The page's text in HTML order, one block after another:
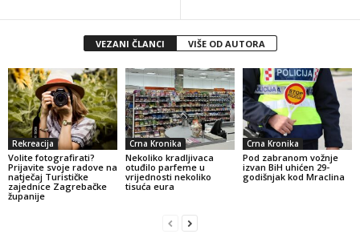
VEZANI ČLANCI VIŠE OD AUTORA
Rekreacija
Volite fotografirati?
Prijavite svoje radove na
natječaj Turističke
zajednice Zagrebačke
županije
Crna Kronika
Nekoliko kradljivaca
otuđilo parfeme u
vrijednosti nekoliko
tisuća eura
Crna Kronika
Pod zabranom vožnje
izvan BiH uhićen 29-
godišnjak kod Mraclina